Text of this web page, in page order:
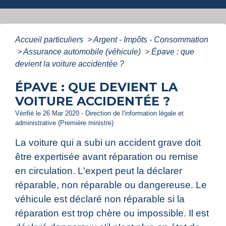
Accueil particuliers >Argent - Impôts - Consommation
>Assurance automobile (véhicule) > Épave : que
devient la voiture accidentée ?
ÉPAVE : QUE DEVIENT LA
VOITURE ACCIDENTÉE ?
Vérifié le 26 Mar 2020 - Direction de l'information légale et
administrative (Première ministre)
La voiture qui a subi un accident grave doit
être expertisée avant réparation ou remise
en circulation. L'expert peut la déclarer
réparable, non réparable ou dangereuse. Le
véhicule est déclaré non réparable si la
réparation est trop chère ou impossible. Il est